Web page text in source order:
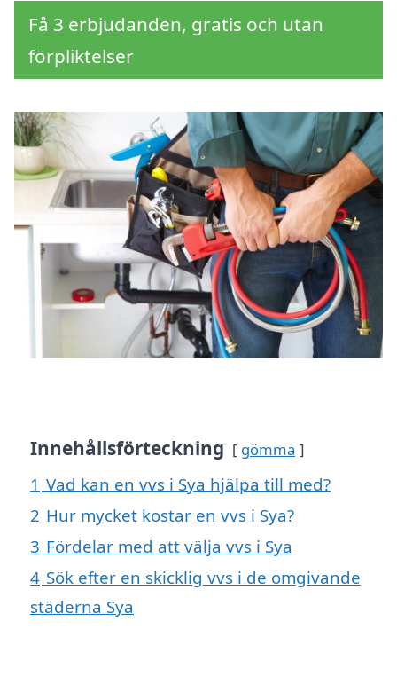
Få 3 erbjudanden, gratis och utan
förpliktelser
Innehållsförteckning gömma
1 Vad kan en vvs i Sya hjälpa till med?
2 Hur mycket kostar en vvs i Sya?
3 Fördelar med att välja vvs i Sya
4 Sök efter en skicklig vvs i de omgivande
städerna Sya